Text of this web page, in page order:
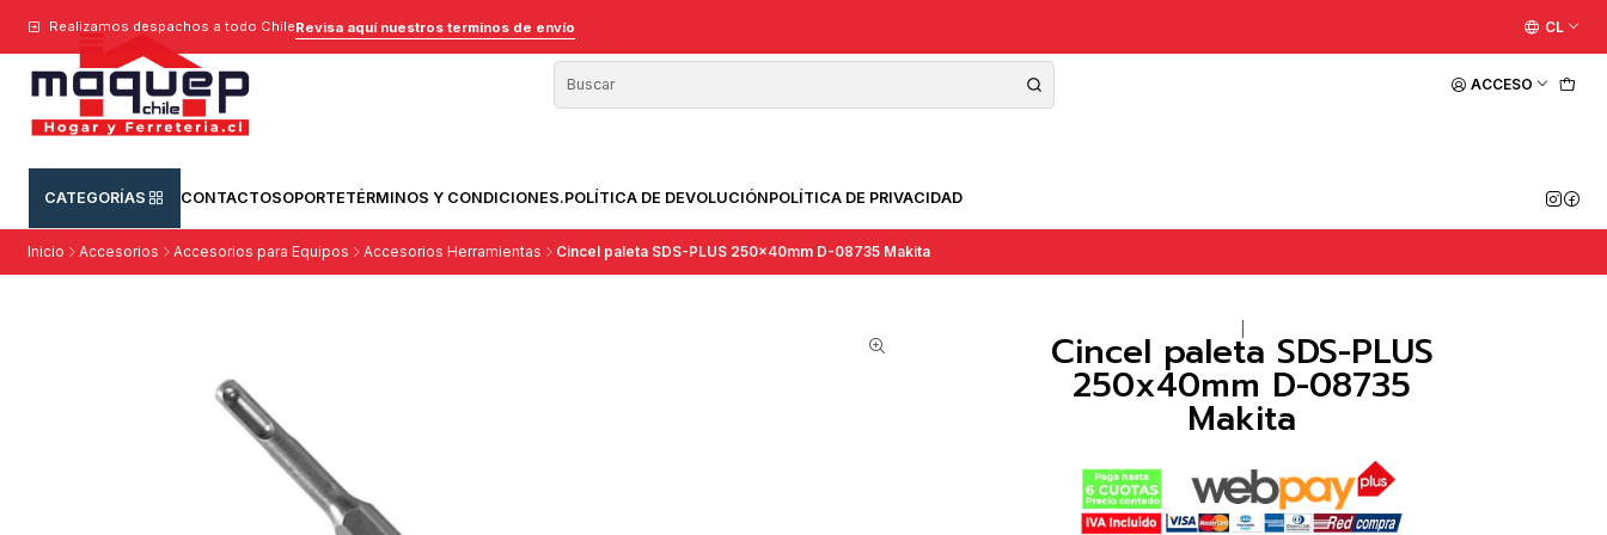
ACCESO
CATEGORÍAS CONTACTOSOPORTETÉRMINOS Y CONDICIONES.POLÍTICA DE DEVOLUCIÓNPOLÍTICA DE PRIVACIDAD
Realizamos despachos a todo ChileRevisa aquí nuestros terminos de envío CL
Inicio Accesorios Accesorios para Equipos Accesorios Herramientas Cincel paleta SDS-PLUS 250x40mm D-08735 Makita
Cincel paleta SDS-PLUS
250x40mm D-08735
Makita